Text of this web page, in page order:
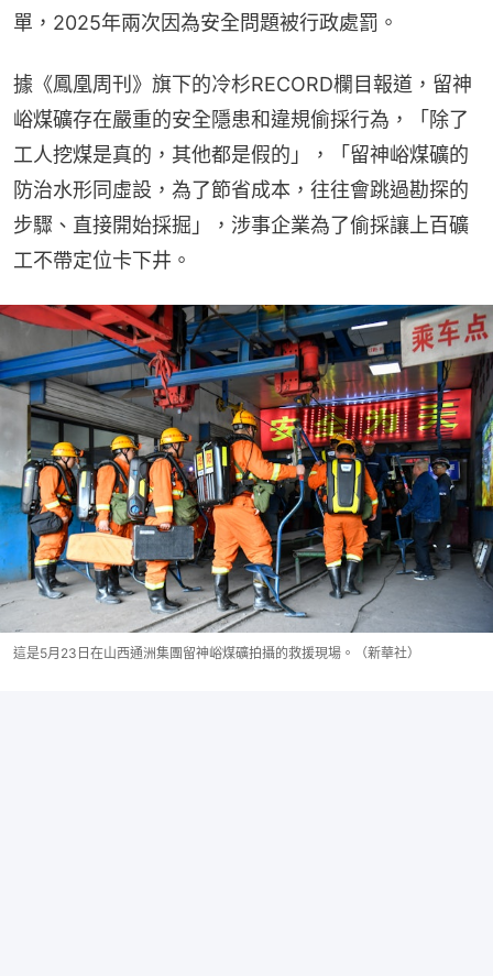
單，2025年兩次因為安全問題被行政處罰。
據《鳳凰周刊》旗下的冷杉RECORD欄目報道，留神
峪煤礦存在嚴重的安全隱患和違規偷採行為，「除了
工人挖煤是真的，其他都是假的」，「留神峪煤礦的
防治水形同虛設，為了節省成本，往往會跳過勘探的
步驟、直接開始採掘」，涉事企業為了偷採讓上百礦
工不帶定位卡下井。
這是5月23日在山西通洲集團留神峪煤礦拍攝的救援現場。（新華社）